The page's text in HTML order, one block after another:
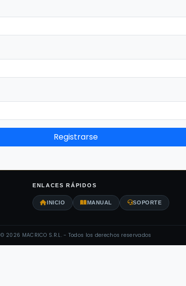
Registrarse
ENLACES RÁPIDOS
INICIO MANUAL SOPORTE
© 2026 MACRICO S.R.L. - Todos los derechos reservados